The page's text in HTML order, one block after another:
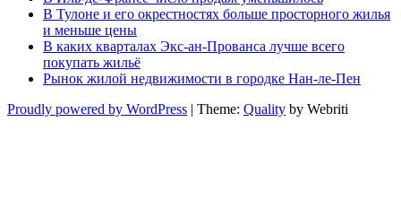
В Тулоне и его окрестностях больше просторного жилья
и меньше цены
В каких кварталах Экс-ан-Прованса лучше всего
покупать жильё
Рынок жилой недвижимости в городке Нан-ле-Пен
Proudly powered by WordPress | Theme: Quality by Webriti